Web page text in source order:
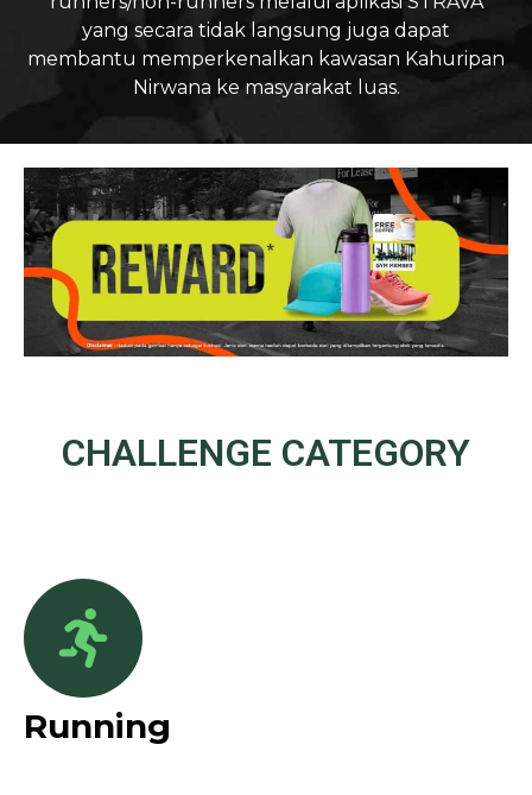
yang secara tidak langsung juga dapat
membantu memperkenalkan kawasan Kahuripan
Nirwana ke masyarakat luas.
CHALLENGE CATEGORY
Running